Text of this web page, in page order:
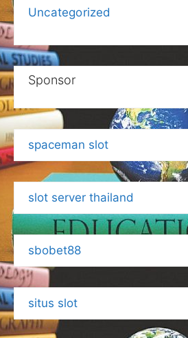
Uncategorized
Sponsor
spaceman slot
slot server thailand
sbobet88
situs slot